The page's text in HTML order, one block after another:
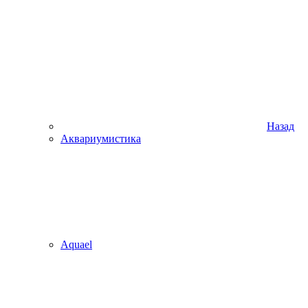
Назад
Аквариумистика
Aquael